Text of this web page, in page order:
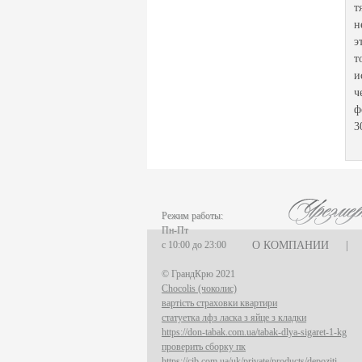
О КОМПАНИИ
Режим работы:
Пн-Пт
с 10:00 до 23:00
© ГрандКрю 2021
Chocolis (чоколис)
вартість страховки квартири
статуетка лфз ласка з яйце з кладки
https://don-tabak.com.ua/tabak-dlya-sigaret-1-kg
проверить сборку пк